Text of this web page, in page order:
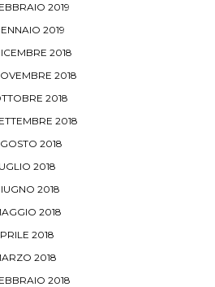
2019
2019
2018
2018
2018
2018
2018
2018
2018
2018
2018
2018
2018